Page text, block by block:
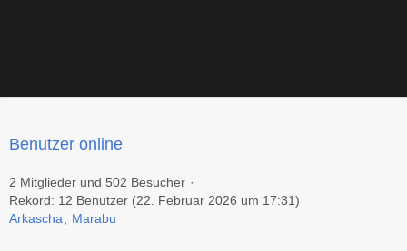
Benutzer online
2 Mitglieder und 502 Besucher
Rekord: 12 Benutzer (22. Februar 2026 um 17:31)
Arkascha
Marabu